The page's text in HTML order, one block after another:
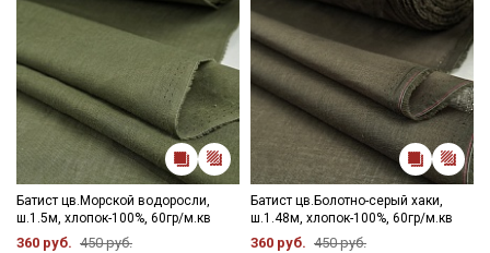
Батист цв.Морской водоросли,
ш.1.5м, хлопок-100%, 60гр/м.кв
360 руб. 450 руб.
Батист цв.Болотно-серый хаки,
ш.1.48м, хлопок-100%, 60гр/м.кв
360 руб. 450 руб.
Электронная почта
Подписаться
Ознакомлен(а) сПолитикой обработки персональных
данных и даюСогласие на обработку персональных
данных